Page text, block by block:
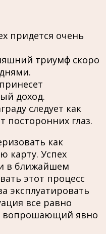
придется очень
триумф скоро
доход.
следует как
посторонних глаз.
как
карту. Успех
и в ближайшем
этот процесс
эксплуатировать
все равно
вопрошающий явно